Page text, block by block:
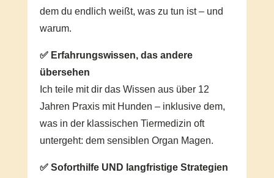
dem du endlich weißt, was zu tun ist – und
warum.
✅ Erfahrungswissen, das andere
übersehen
Ich teile mit dir das Wissen aus über 12
Jahren Praxis mit Hunden – inklusive dem,
was in der klassischen Tiermedizin oft
untergeht: dem sensiblen Organ Magen.
✅ Soforthilfe UND langfristige Strategien